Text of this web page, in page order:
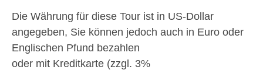
Die Währung für diese Tour ist in US-Dollar
angegeben, Sie können jedoch auch in Euro oder
Englischen Pfund bezahlen
oder mit Kreditkarte (zzgl. 3%